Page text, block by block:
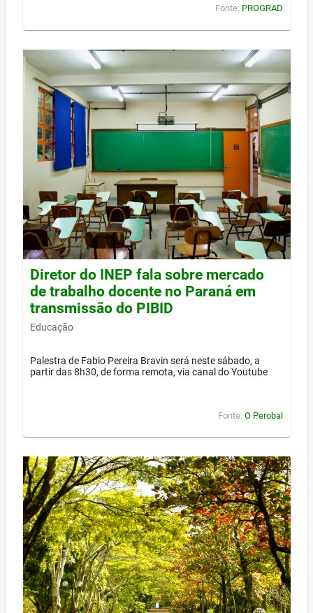
Fonte: PROGRAD
Diretor do INEP fala sobre mercado
de trabalho docente no Paraná em
transmissão do PIBID
Educação
Palestra de Fabio Pereira Bravin será neste sábado, a
partir das 8h30, de forma remota, via canal do Youtube
Fonte: O Perobal